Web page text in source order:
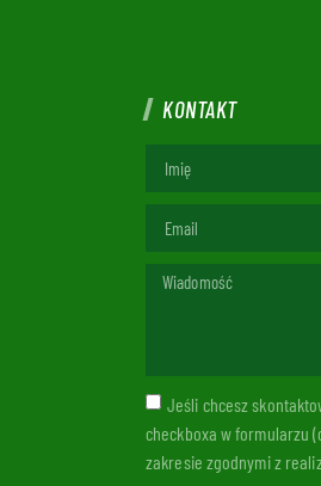
KONTAKT
Jeśli chcesz
checkboxa w formularzu
zakresie zgodnymi z